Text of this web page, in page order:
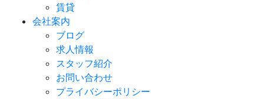
賃貸
会社案内
ブログ
求人情報
スタッフ紹介
お問い合わせ
プライバシーポリシー